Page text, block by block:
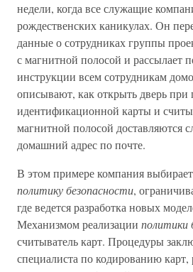
недели, когда все служащие
рождественских каникулах. Он
данные о сотрудниках группы
с магнитной полосой и рассылает
инструкции всем сотрудникам
описывают, как открыть дверь
идентификационной карты и
магнитной полосой доставляются
домашний адрес по почте.
В этом примере компания
политику безопасности,
где ведется разработка новых
Механизмом реализации политики
считыватель карт. Процедуры
специалиста по кодированию